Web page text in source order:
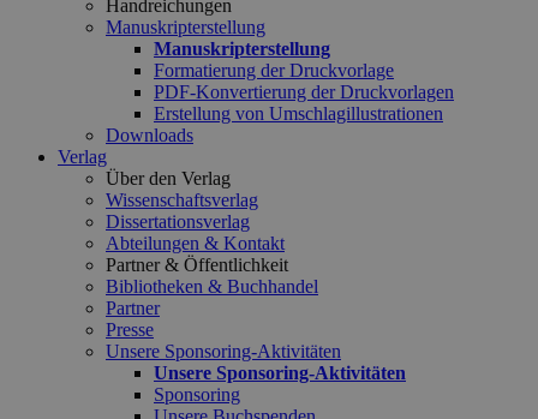
Handreichungen
Manuskripterstellung
Manuskripterstellung
Formatierung der Druckvorlage
PDF-Konvertierung der Druckvorlagen
Erstellung von Umschlagillustrationen
Downloads
Verlag
Über den Verlag
Wissenschaftsverlag
Dissertationsverlag
Abteilungen & Kontakt
Partner & Öffentlichkeit
Bibliotheken & Buchhandel
Partner
Presse
Unsere Sponsoring-Aktivitäten
Unsere Sponsoring-Aktivitäten
Sponsoring